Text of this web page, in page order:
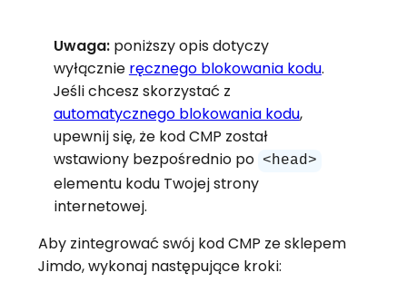
Uwaga:poniższy opis dotyczy
wyłącznie ręcznego blokowania kodu.
Jeśli chcesz skorzystać z
automatycznego blokowania kodu,
upewnij się, że kod CMP został
wstawiony bezpośrednio po <head>
elementu kodu Twojej strony
internetowej.
Aby zintegrować swój kod CMP ze sklepem
Jimdo, wykonaj następujące kroki: